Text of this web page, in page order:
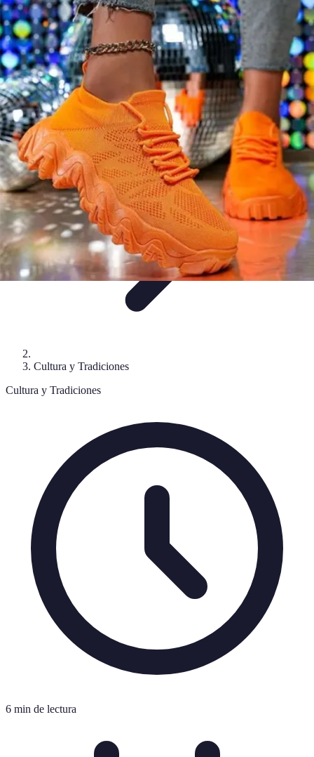
Viajar por España
Consejos de ViajeCultura y TradicionesDestinos
OcultosPlanificación de Viajes Transporte
Viajar por España
Cultura y Tradiciones
Cultura y Tradiciones
6 min de lectura